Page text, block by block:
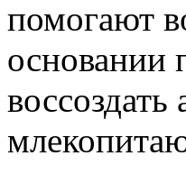
помогают
основании